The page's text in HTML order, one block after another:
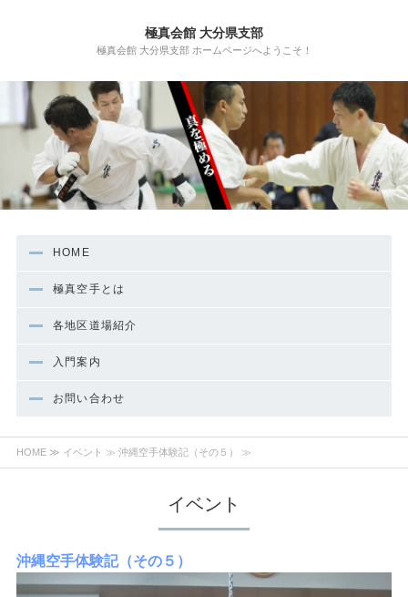
極真会館 大分県支部
極真会館 大分県支部 ホームページへようこそ！
HOME
極真空手とは
各地区道場紹介
入門案内
お問い合わせ
HOME≫ イベント ≫ 沖縄空手体験記（その５） ≫
イベント
沖縄空手体験記（その５）